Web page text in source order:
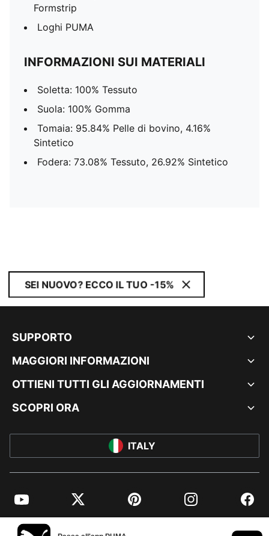
Formstrip
Loghi PUMA
INFORMAZIONI SUI MATERIALI
Soletta: 100% Tessuto
Suola: 100% Gomma
Tomaia: 95.84% Pelle di bovino, 4.16%
Sintetico
Fodera: 73.08% Tessuto, 26.92% Sintetico
SEI NUOVO? ECCO IL TUO -15%
SUPPORTO
MAGGIORI INFORMAZIONI
OTTIENI TUTTI GLI AGGIORNAMENTI
SCOPRI ORA
ITALY
YouTube Twitter Pinterest Instagram
© PUMA EUROPE GMBH, 2026. TUTTI I DIRITTI RISERVATI